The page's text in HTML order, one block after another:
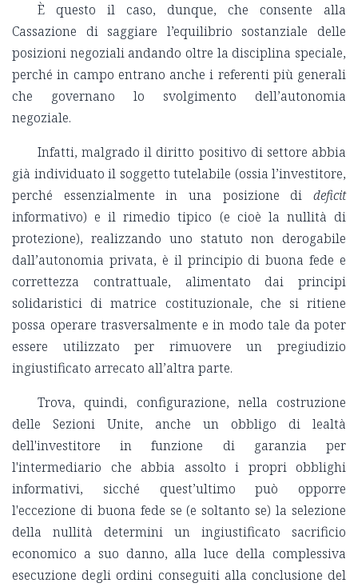
È questo il caso, dunque, che consente alla
Cassazione di saggiare l’equilibrio sostanziale delle
posizioni negoziali andando oltre la disciplina speciale,
perché in campo entrano anche i referenti più generali
che governano lo svolgimento dell’autonomia
negoziale.
Infatti, malgrado il diritto positivo di settore abbia
già individuato il soggetto tutelabile (ossia l’investitore,
perché essenzialmente in una posizione di deficit
informativo) e il rimedio tipico (e cioè la nullità di
protezione), realizzando uno statuto non derogabile
dall’autonomia privata, è il principio di buona fede e
correttezza contrattuale, alimentato dai principi
solidaristici di matrice costituzionale, che si ritiene
possa operare trasversalmente e in modo tale da poter
essere utilizzato per rimuovere un pregiudizio
ingiustificato arrecato all’altra parte.
Trova, quindi, configurazione, nella costruzione
delle Sezioni Unite, anche un obbligo di lealtà
dell'investitore in funzione di garanzia per
l'intermediario che abbia assolto i propri obblighi
informativi, sicché quest’ultimo può opporre
l'eccezione di buona fede se (e soltanto se) la selezione
della nullità determini un ingiustificato sacrificio
economico a suo danno, alla luce della complessiva
esecuzione degli ordini conseguiti alla conclusione del